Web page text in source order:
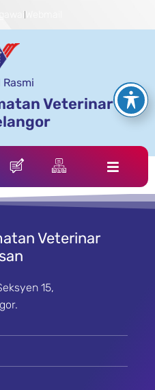
Rasmi
Veterinar
Veterinar
15,